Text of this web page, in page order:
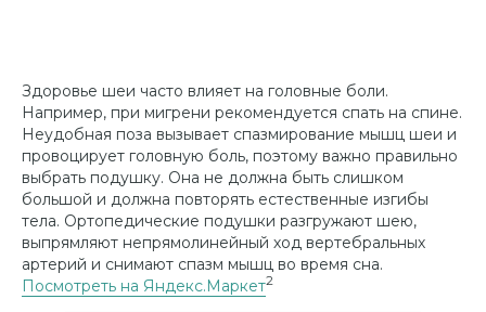
Здоровье шеи часто влияет на головные боли.
Например, при мигрени рекомендуется спать на спине.
Неудобная поза вызывает спазмирование мышц шеи и
провоцирует головную боль, поэтому важно правильно
выбрать подушку. Она не должна быть слишком
большой и должна повторять естественные изгибы
тела. Ортопедические подушки разгружают шею,
выпрямляют непрямолинейный ход вертебральных
артерий и снимают спазм мышц во время сна.
Посмотреть на Яндекс.Маркет2